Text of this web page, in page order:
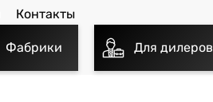
Контакты
Фабрики Для дилеров